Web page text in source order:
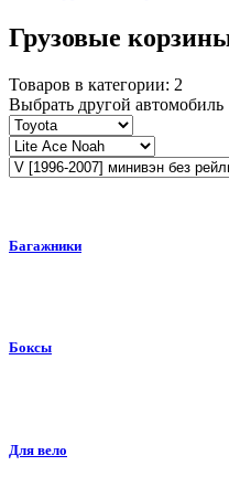
Грузовые
Товаров в категории: 2
Выбрать другой автомобиль
Багажники
Боксы
Для вело